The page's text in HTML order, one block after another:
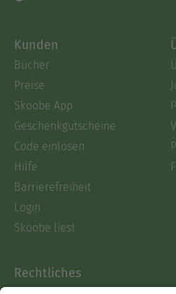
Kunden
Bücher
Preise
Skoobe App
Geschenkgutscheine
Code einlösen
Hilfe
Barrierefreiheit
Login
Skoobe liest
Rechtliches